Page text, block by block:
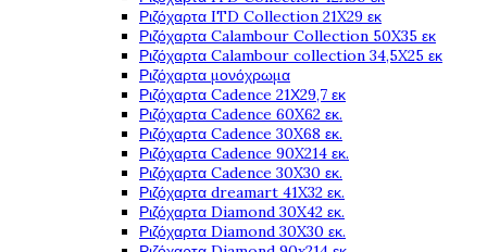
Ριζόχαρτα ITD Collection 21X29 εκ
Ριζόχαρτα Calambour Collection 50X35 εκ
Ριζόχαρτα Calambour collection 34,5X25 εκ
Ριζόχαρτα μονόχρωμα
Ριζόχαρτα Cadence 21Χ29,7 εκ
Ριζόχαρτα Cadence 60X62 εκ.
Ριζόχαρτα Cadence 30X68 εκ.
Ριζόχαρτα Cadence 90X214 εκ.
Ριζόχαρτα Cadence 30X30 εκ.
Ριζόχαρτα dreamart 41X32 εκ.
Ριζόχαρτα Diamond 30X42 εκ.
Ριζόχαρτα Diamond 30X30 εκ.